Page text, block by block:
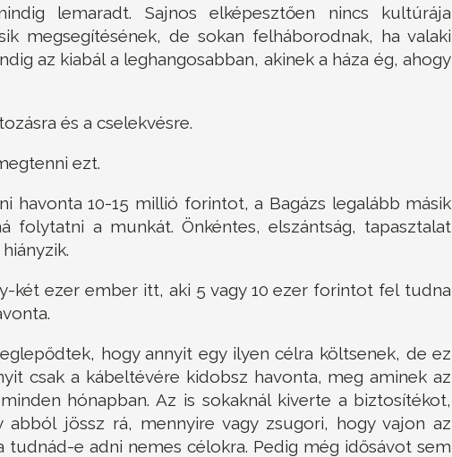
lemaradt. Sajnos elképesztően nincs kultúrája
megsegítésének, de sokan felháborodnak, ha valaki
az kiabál a leghangosabban, akinek a háza ég, ahogy
és a cselekvésre.
ezt.
havonta 10-15 millió forintot, a Bagázs legalább másik
folytatni a munkát. Önkéntes, elszántság, tapasztalat
két ezer ember itt, aki 5 vagy 10 ezer forintot fel tudna
hogy annyit egy ilyen célra költsenek, de ez
csak a kábeltévére kidobsz havonta, meg aminek az
hónapban. Az is sokaknál kiverte a biztosítékot,
jössz rá, mennyire vagy zsugori, hogy vajon az
tudnád-e adni nemes célokra. Pedig még idősávot sem